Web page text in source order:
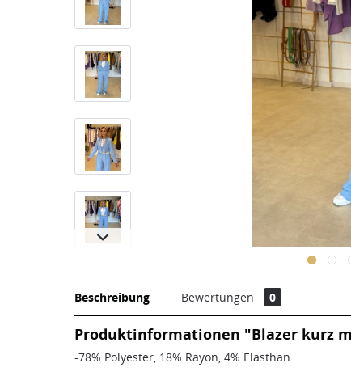
Beschreibung Bewertungen 0
Produktinformationen "Blazer kurz
-78% Polyester, 18% Rayon, 4% Elasthan